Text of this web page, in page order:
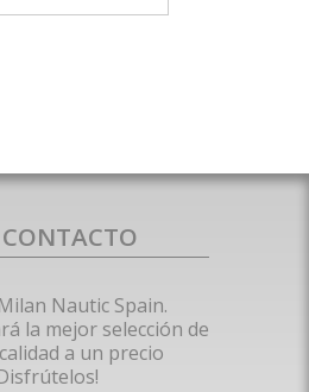
Nautic Spain.
la mejor selección de
a un precio